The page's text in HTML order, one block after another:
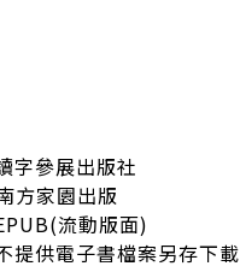
字參展出版社
方家園出版
流動版面)
提供電子書檔案另存下載